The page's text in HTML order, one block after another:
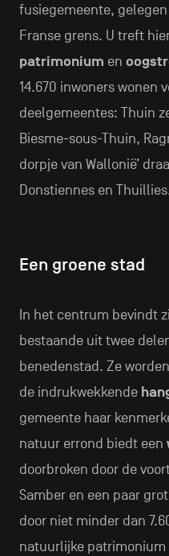
fusiegemeente,
Franse grens. U treft
patrimonium en
14.670 inwoners wonen
deelgemeentes: Thuin
Biesme-sous-Thuin,
dorpje van Wallonië’
Donstiennes en
Een groene stad
In het centrum bevindt
bestaande uit twee
benedenstad. Ze
de indrukwekkende
gemeente haar
natuur errond biedt een
doorbroken door de
Samber en een paar
door niet minder dan
natuurlijke